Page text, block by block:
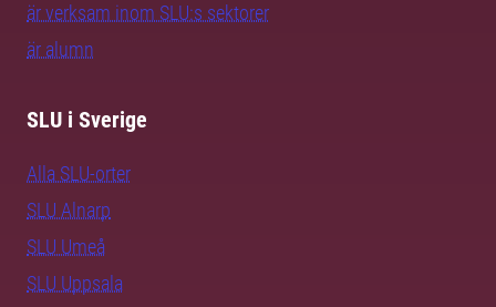
är verksam inom SLU:s sektorer
är alumn
SLU i Sverige
Alla SLU-orter
SLU Alnarp
SLU Umeå
SLU Uppsala